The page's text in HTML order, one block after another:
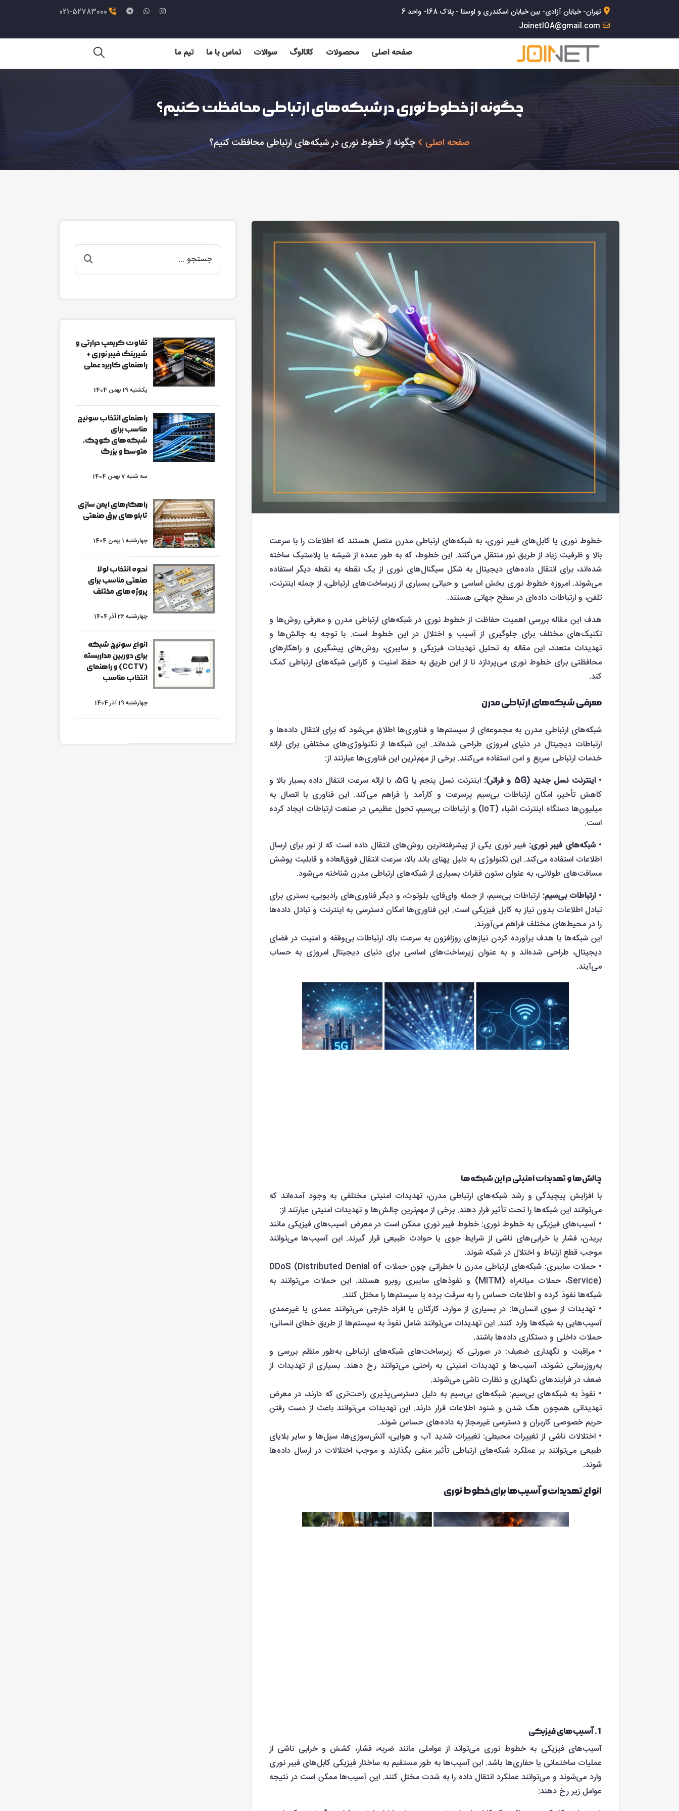
تهران- خیابان آزادی- بین خیابان اسکندری و اوستا - پلاک 168- واحد 6
JoinetIOA@gmail.com
021-52783000
صفحه اصلی محصولات کاتالوگ سوالات تماس با ما تیم ما
چگونه از خطوط نوری در شبکه‌های ارتباطی محافظت کنیم؟
صفحه اصلی چگونه از خطوط نوری در شبکه‌های ارتباطی محافظت کنیم؟
خطوط نوری یا کابل‌های فیبر نوری، به شبکه‌های ارتباطی مدرن متصل هستند که اطلاعات را با سرعت
بالا و ظرفیت زیاد از طریق نور منتقل می‌کنند. این خطوط، که به طور عمده از شیشه یا پلاستیک ساخته
شده‌اند، برای انتقال داده‌های دیجیتال به شکل سیگنال‌های نوری از یک نقطه به نقطه دیگر استفاده
می‌شوند. امروزه خطوط نوری بخش اساسی و حیاتی بسیاری از زیرساخت‌های ارتباطی، از جمله اینترنت،
تلفن، و ارتباطات داده‌ای در سطح جهانی هستند.
هدف این مقاله بررسی اهمیت حفاظت از خطوط نوری در شبکه‌های ارتباطی مدرن و معرفی روش‌ها و
تکنیک‌های مختلف برای جلوگیری از آسیب و اختلال در این خطوط است. با توجه به چالش‌ها و
تهدیدات متعدد، این مقاله به تحلیل تهدیدات فیزیکی و سایبری، روش‌های پیشگیری و راهکارهای
محافظتی برای خطوط نوری می‌پردازد تا از این طریق به حفظ امنیت و کارایی شبکه‌های ارتباطی کمک
کند.
معرفی شبکه‌های ارتباطی مدرن
شبکه‌های ارتباطی مدرن به مجموعه‌ای از سیستم‌ها و فناوری‌ها اطلاق می‌شود که برای انتقال داده‌ها و
ارتباطات دیجیتال در دنیای امروزی طراحی شده‌اند. این شبکه‌ها از تکنولوژی‌های مختلفی برای ارائه
خدمات ارتباطی سریع و امن استفاده می‌کنند. برخی از مهم‌ترین این فناوری‌ها عبارتند از:
•اینترنت نسل جدید (5G و فراتر):
اینترنت نسل پنجم یا 5G، با ارائه سرعت انتقال داده بسیار بالا و
کاهش تأخیر، امکان ارتباطات بی‌سیم پرسرعت و کارآمد را فراهم می‌کند. این فناوری با اتصال به
میلیون‌ها دستگاه اینترنت اشیاء (IoT) و ارتباطات بی‌سیم، تحول عظیمی در صنعت ارتباطات ایجاد کرده
است.
•شبکه‌های فیبر نوری: فیبر نوری یکی از پیشرفته‌ترین روش‌های انتقال داده است که از نور برای ارسال
اطلاعات استفاده می‌کند. این تکنولوژی به دلیل پهنای باند بالا، سرعت انتقال فوق‌العاده و قابلیت پوشش
مسافت‌های طولانی، به عنوان ستون فقرات بسیاری از شبکه‌های ارتباطی مدرن شناخته می‌شود.
• ارتباطات بی‌سیم: ارتباطات بی‌سیم، از جمله وای‌فای، بلوتوث، و دیگر فناوری‌های رادیویی، بستری برای
تبادل اطلاعات بدون نیاز به کابل فیزیکی است. این فناوری‌ها امکان دسترسی به اینترنت و تبادل داده‌ها
را در محیط‌های مختلف فراهم می‌آورند.
این شبکه‌ها با هدف برآورده کردن نیازهای روزافزون به سرعت بالا، ارتباطات بی‌وقفه و امنیت در فضای
دیجیتال، طراحی شده‌اند و به عنوان زیرساخت‌های اساسی برای دنیای دیجیتال امروزی به حساب
می‌آیند.
چالش‌ها و تهدیدات امنیتی در این شبکه‌ها
با افزایش پیچیدگی و رشد شبکه‌های ارتباطی مدرن، تهدیدات امنیتی مختلفی به وجود آمده‌اند که
می‌توانند این شبکه‌ها را تحت تأثیر قرار دهند. برخی از مهم‌ترین چالش‌ها و تهدیدات امنیتی عبارتند از:
• آسیب‌های فیزیکی به خطوط نوری: خطوط فیبر نوری ممکن است در معرض آسیب‌های فیزیکی مانند
بریدن، فشار یا خرابی‌های ناشی از شرایط جوی یا حوادث طبیعی قرار گیرند. این آسیب‌ها می‌توانند
موجب قطع ارتباط و اختلال در شبکه شوند.
• حملات سایبری: شبکه‌های ارتباطی مدرن با خطراتی چون حملات DDoS (Distributed Denial of
Service)، حملات میانه‌راه (MITM) و نفوذهای سایبری روبرو هستند. این حملات می‌توانند به
شبکه‌ها نفوذ کرده و اطلاعات حساس را به سرقت برده یا سیستم‌ها را مختل کنند.
• تهدیدات از سوی انسان‌ها: در بسیاری از موارد، کارکنان یا افراد خارجی می‌توانند عمدی یا غیرعمدی
آسیب‌هایی به شبکه‌ها وارد کنند. این تهدیدات می‌توانند شامل نفوذ به سیستم‌ها از طریق خطای انسانی،
حملات داخلی و دستکاری داده‌ها باشند.
• مراقبت و نگهداری ضعیف: در صورتی که زیرساخت‌های شبکه‌های ارتباطی به‌طور منظم بررسی و
به‌روزرسانی نشوند، آسیب‌ها و تهدیدات امنیتی به راحتی می‌توانند رخ دهند. بسیاری از تهدیدات از
ضعف در فرایندهای نگهداری و نظارت ناشی می‌شوند.
• نفوذ به شبکه‌های بی‌سیم: شبکه‌های بی‌سیم به دلیل دسترسی‌پذیری راحت‌تری که دارند، در معرض
تهدیداتی همچون هک شدن و شنود اطلاعات قرار دارند. این تهدیدات می‌توانند باعث از دست رفتن
حریم خصوصی کاربران و دسترسی غیرمجاز به داده‌های حساس شوند.
• اختلالات ناشی از تغییرات محیطی: تغییرات شدید آب و هوایی، آتش‌سوزی‌ها، سیل‌ها و سایر بلایای
طبیعی می‌توانند بر عملکرد شبکه‌های ارتباطی تأثیر منفی بگذارند و موجب اختلالات در ارسال داده‌ها
شوند.
انواع تهدیدات و آسیب‌ها برای خطوط نوری
1. آسیب‌های فیزیکی
آسیب‌های فیزیکی به خطوط نوری می‌تواند از عواملی مانند ضربه، فشار، کشش و خرابی ناشی از
عملیات ساختمانی یا حفاری‌ها باشد. این آسیب‌ها به طور مستقیم به ساختار فیزیکی کابل‌های فیبر نوری
وارد می‌شوند و می‌توانند عملکرد انتقال داده را به شدت مختل کنند. این آسیب‌ها ممکن است در نتیجه
عوامل زیر رخ دهند:
تفاوت کریمپ حرارتی و
شیرینگ فیبر نوری +
راهنمای کاربرد عملی
یکشنبه 19 بهمن 1404
راهنمای انتخاب سوئیچ
مناسب برای
شبکه‌های کوچک،
متوسط و بزرگ
سه شنبه 7 بهمن 1404
راهکارهای ایمن سازی
تابلوهای برق صنعتی
چهارشنبه 1 بهمن 1404
نحوه انتخاب لولا
صنعتی مناسب برای
پروژه‌های مختلف
چهارشنبه 26 آذر 1404
انواع سوئیچ شبکه
برای دوربین مداربسته
(CCTV) و راهنمای
انتخاب مناسب
چهارشنبه 19 آذر 1404